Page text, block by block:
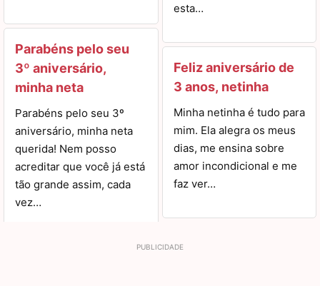
Parabéns pelo seu
3º aniversário,
minha neta
Parabéns pelo seu 3º
aniversário, minha neta
querida! Nem posso
acreditar que você já está
tão grande assim, cada
vez…
esta…
Feliz aniversário de
3 anos, netinha
Minha netinha é tudo para
mim. Ela alegra os meus
dias, me ensina sobre
amor incondicional e me
faz ver…